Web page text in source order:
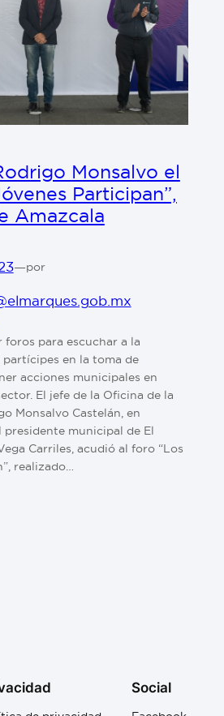
Monsalvo el
Participan”,
Amazcala
—por
foros para escuchar a la
en la toma de
acciones municipales en
El jefe de la Oficina de la
Monsalvo Castelán, en
municipal de El
Carriles, acudió al foro “Los
realizado…
Social